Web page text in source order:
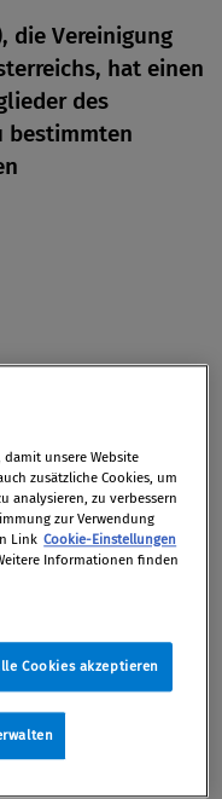
die Vereinigung
hat einen
des
bestimmten
Mühlbauer,
als
und Kassiererin
wird
unsere Website
zusätzliche Cookies, um
analysieren, zu verbessern
zur Verwendung
Link Cookie-Einstellungen
Informationen finden
Cookies akzeptieren